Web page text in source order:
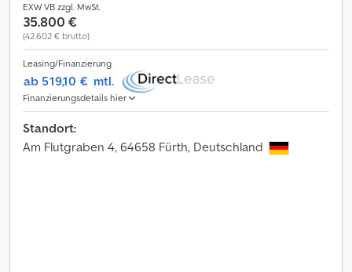
EXW VB zzgl. MwSt.
35.800 €
(42.602 € brutto)
Leasing/Finanzierung
ab 519,10 € mtl.
Finanzierungsdetails hier
Standort:
Am Flutgraben 4, 64658 Fürth, Deutschland